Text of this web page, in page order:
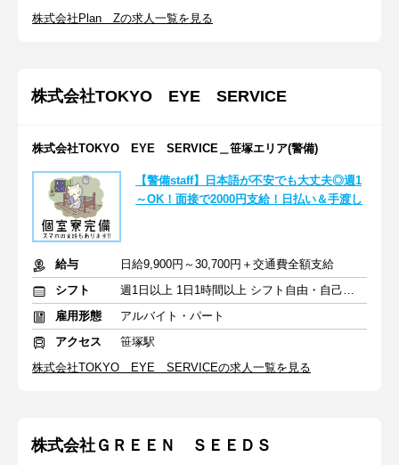
株式会社Plan Zの求人一覧を見る
株式会社TOKYO EYE SERVICE
株式会社TOKYO EYE SERVICE＿笹塚エリア(警備)
【警備staff】日本語が不安でも大丈夫◎週1
～OK！面接で2000円支給！日払い＆手渡し
給与
日給9,900円～30,700円＋交通費全額支給
シフト
週1日以上 1日1時間以上 シフト自由・自己申告
雇用形態
アルバイト・パート
アクセス
笹塚駅
株式会社TOKYO EYE SERVICEの求人一覧を見る
株式会社ＧＲＥＥＮ ＳＥＥＤＳ